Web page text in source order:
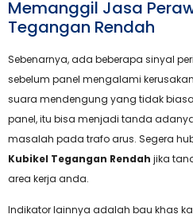
Memanggil Jasa
Tegangan Rendah
Sebenarnya, ada beberapa sinyal
sebelum panel mengalami
suara mendengung yang tidak
panel, itu bisa menjadi tanda
masalah pada trafo arus. Segera
Kubikel Tegangan Rendah jika
area kerja anda.
Indikator lainnya adalah bau khas